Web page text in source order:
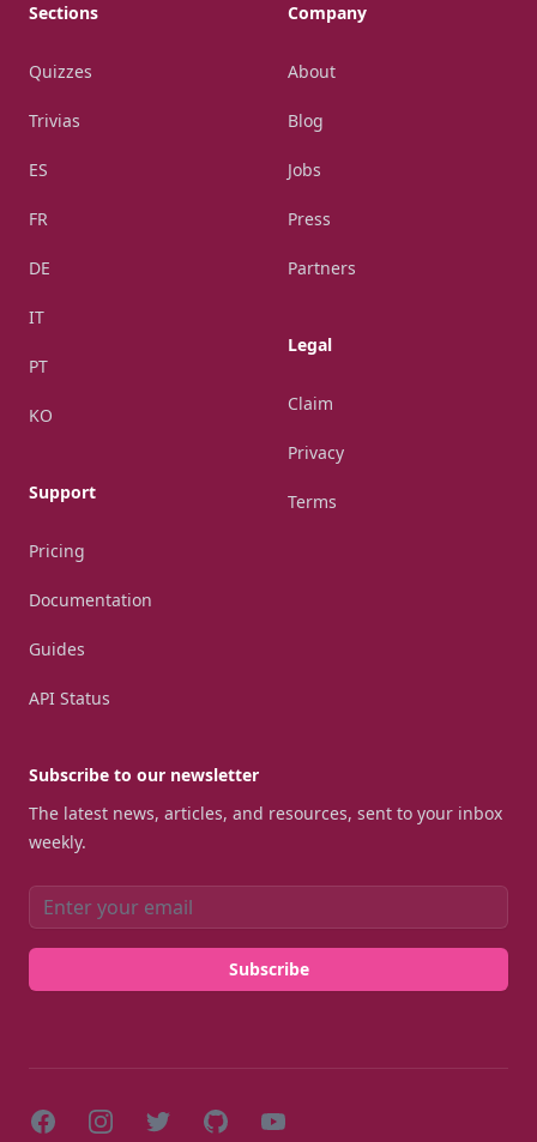
Sections
Quizzes
Trivias
ES
FR
DE
IT
PT
KO
Support
Pricing
Documentation
Guides
API Status
Company
About
Blog
Jobs
Press
Partners
Legal
Claim
Privacy
Terms
Subscribe to our newsletter
The latest news, articles, and resources, sent to your inbox
weekly.
Email address
Subscribe
FacebookInstagramTwitterGitHubYouTube